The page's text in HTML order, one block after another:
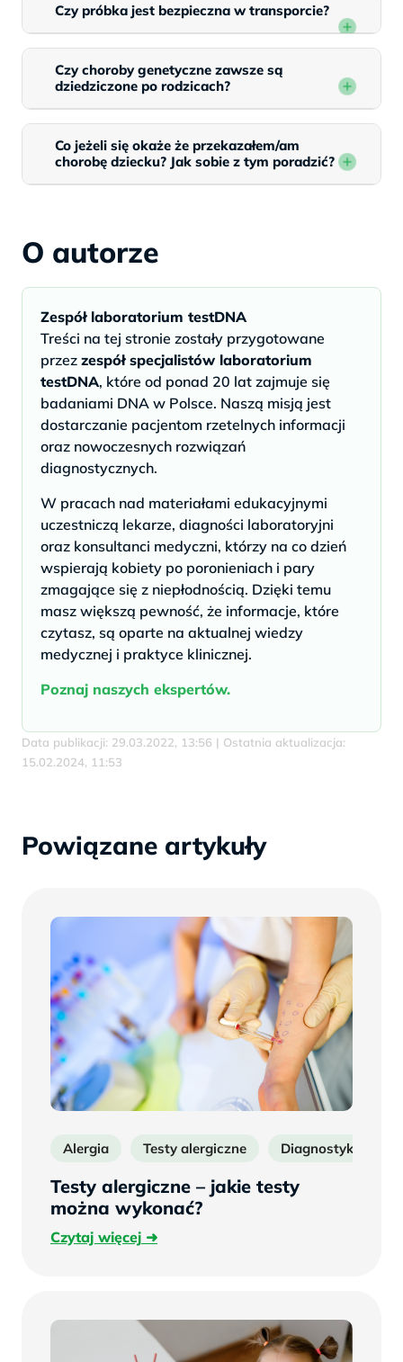
Czy próbka jest bezpieczna w transporcie?
Czy choroby genetyczne zawsze są
dziedziczone po rodzicach?
Co jeżeli się okaże że przekazałem/am
chorobę dziecku? Jak sobie z tym poradzić?
O autorze
Zespół laboratorium testDNA
Treści na tej stronie zostały przygotowane
przez zespół specjalistów laboratorium
testDNA, które od ponad 20 lat zajmuje się
badaniami DNA w Polsce. Naszą misją jest
dostarczanie pacjentom rzetelnych informacji
oraz nowoczesnych rozwiązań
diagnostycznych.
W pracach nad materiałami edukacyjnymi
uczestniczą lekarze, diagności laboratoryjni
oraz konsultanci medyczni, którzy na co dzień
wspierają kobiety po poronieniach i pary
zmagające się z niepłodnością. Dzięki temu
masz większą pewność, że informacje, które
czytasz, są oparte na aktualnej wiedzy
medycznej i praktyce klinicznej.
Poznaj naszych ekspertów.
Data publikacji: 29.03.2022, 13:56 | Ostatnia aktualizacja:
15.02.2024, 11:53
Powiązane artykuły
Alergia Testy alergiczne Diagnostyka
Testy alergiczne – jakie testy
można wykonać?
Czytaj więcejCzytaj